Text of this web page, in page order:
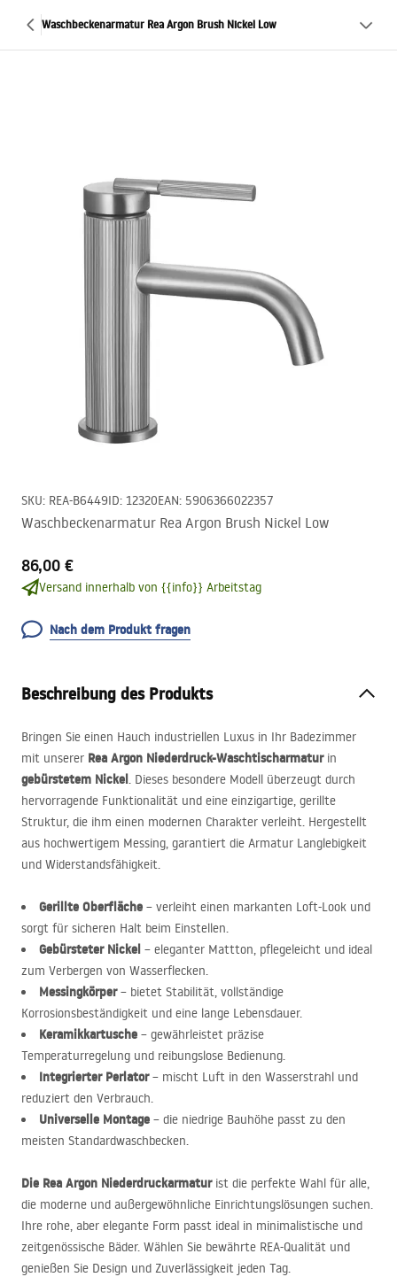
Waschbeckenarmatur Rea Argon Brush Nickel Low
SKU: REA-B6449ID: 12320EAN: 5906366022357
Waschbeckenarmatur Rea Argon Brush Nickel Low
86,00 €
Versand innerhalb von {{info}} Arbeitstag
Nach dem Produkt fragen
Beschreibung des Produkts
Bringen Sie einen Hauch industriellen Luxus in Ihr Badezimmer
mit unserer Rea Argon Niederdruck-Waschtischarmaturin
gebürstetem Nickel. Dieses besondere Modell überzeugt durch
hervorragende Funktionalität und eine einzigartige, gerillte
Struktur, die ihm einen modernen Charakter verleiht. Hergestellt
aus hochwertigem Messing, garantiert die Armatur Langlebigkeit
und Widerstandsfähigkeit.
Gerillte Oberfläche – verleiht einen markanten Loft-Look und
sorgt für sicheren Halt beim Einstellen.
Gebürsteter Nickel – eleganter Mattton, pflegeleicht und ideal
zum Verbergen von Wasserflecken.
Messingkörper– bietet Stabilität, vollständige
Korrosionsbeständigkeit und eine lange Lebensdauer.
Keramikkartusche – gewährleistet präzise
Temperaturregelung und reibungslose Bedienung.
Integrierter Perlator– mischt Luft in den Wasserstrahl und
reduziert den Verbrauch.
Universelle Montage – die niedrige Bauhöhe passt zu den
meisten Standardwaschbecken.
Die Rea Argon Niederdruckarmaturist die perfekte Wahl für alle,
die moderne und außergewöhnliche Einrichtungslösungen suchen.
Ihre rohe, aber elegante Form passt ideal in minimalistische und
zeitgenössische Bäder. Wählen Sie bewährte REA-Qualität und
genießen Sie Design und Zuverlässigkeit jeden Tag.